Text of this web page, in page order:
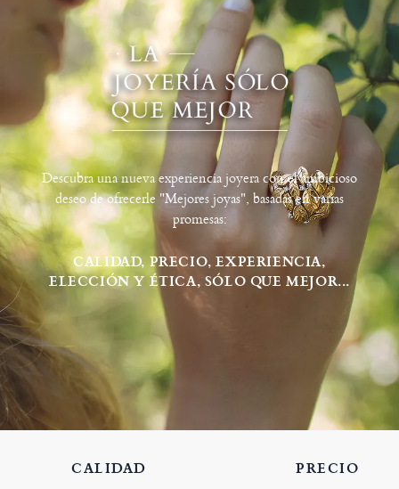
Descubra una nueva experiencia joyera con el ambicioso
deseo de ofrecerle "Mejores joyas", basadas en varias
promesas:
CALIDAD, PRECIO, EXPERIENCIA,
ELECCIÓN Y ÉTICA, SÓLO QUE MEJOR...
CALIDAD PRECIO